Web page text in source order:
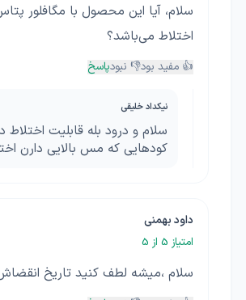
سلام، آیا این محصول با مگافلور
اختلاط می‌باشد؟
👍 مفید بود👎 نبودپاسخ
نیکداد خلیقی
سلام و درود بله قابلیت اختلاط
کودهایی که مس بالایی دارن
داود بهمنی
امتیاز 5 از 5
سلام ،میشه لطف کنید تاریخ